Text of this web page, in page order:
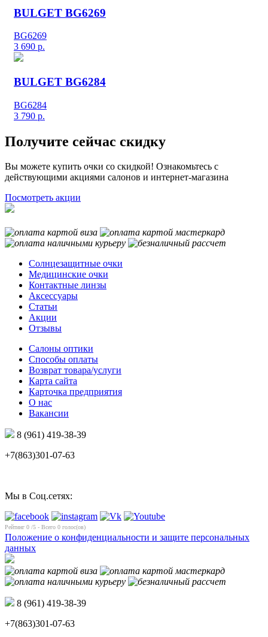
BULGET BG6269
BG6269
3 690 р.
BULGET BG6284
BG6284
3 790 р.
Получите сейчас скидку
Вы можете купить очки со скидкой! Ознакомьтесь с
действующими акциями салонов и интернет-магазина
Посмотреть акции
Солнцезащитные очки
Медицинские очки
Контактные линзы
Аксессуары
Статьи
Акции
Отзывы
Салоны оптики
Способы оплаты
Возврат товара/услуги
Карта сайта
Карточка предприятия
О нас
Вакансии
8 (961) 419-38-39
+7(863)301-07-63
Мы в Соц.сетях:
Рейтинг 0 /5 - Всего 0 голос(ов)
Положение о конфиденциальности и защите персональных
данных
8 (961) 419-38-39
+7(863)301-07-63